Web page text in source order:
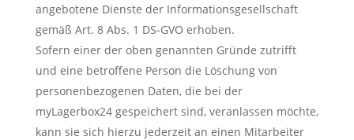
angebotene Dienste der Informationsgesellschaft
gemäß Art. 8 Abs. 1 DS-GVO erhoben.
Sofern einer der oben genannten Gründe zutrifft
und eine betroffene Person die Löschung von
personenbezogenen Daten, die bei der
myLagerbox24 gespeichert sind, veranlassen möchte,
kann sie sich hierzu jederzeit an einen Mitarbeiter